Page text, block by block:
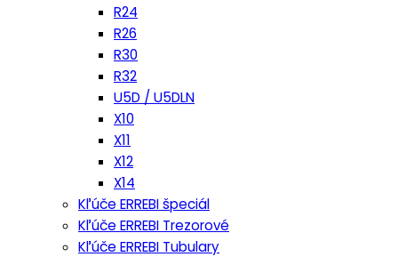
R24
R26
R30
R32
U5D / U5DLN
X10
X11
X12
X14
Kľúče ERREBI špeciál
Kľúče ERREBI Trezorové
Kľúče ERREBI Tubulary